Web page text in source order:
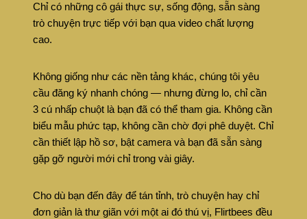
Chỉ có những cô gái thực sự, sống động, sẵn sàng
trò chuyện trực tiếp với bạn qua video chất lượng
cao.
Không giống như các nền tảng khác, chúng tôi yêu
cầu đăng ký nhanh chóng — nhưng đừng lo, chỉ cần
3 cú nhấp chuột là bạn đã có thể tham gia. Không cần
biểu mẫu phức tạp, không cần chờ đợi phê duyệt. Chỉ
cần thiết lập hồ sơ, bật camera và bạn đã sẵn sàng
gặp gỡ người mới chỉ trong vài giây.
Cho dù bạn đến đây để tán tỉnh, trò chuyện hay chỉ
đơn giản là thư giãn với một ai đó thú vị, Flirtbees đều